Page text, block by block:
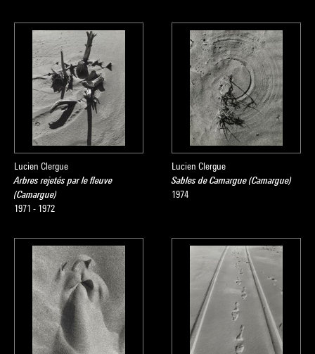
Lucien Clergue
Arbres rejetés par le fleuve
(Camargue)
1971 - 1972
Lucien Clergue
Sables de Camargue (Camargue)
1974